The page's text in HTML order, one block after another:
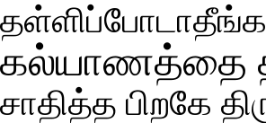
கல்யாணத்தை
சாதித்த பிறகே